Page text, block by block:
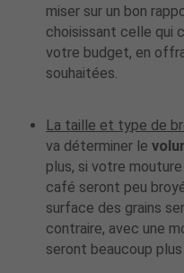
miser sur un bon
choisissant celle qui
votre budget, en
souhaitées.
La taille et type de
va déterminer le
plus, si votre
café seront peu
surface des grains
contraire, avec une
seront beaucoup